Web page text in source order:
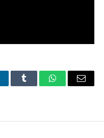
Tumblr WhatsAppEmail